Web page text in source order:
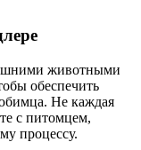
животными
обеспечить
Не каждая
с питомцем,
процессу.